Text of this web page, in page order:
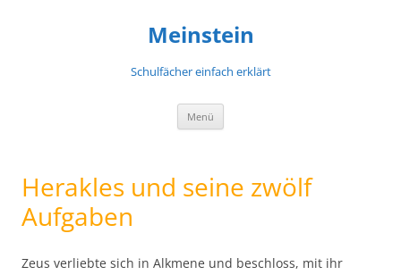
Meinstein
Schulfächer einfach erklärt
Menü
Herakles und seine zwölf
Aufgaben
Zeus verliebte sich in Alkmene und beschloss, mit ihr